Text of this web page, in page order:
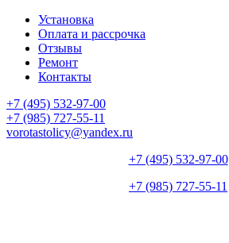
Установка
Оплата и рассрочка
Отзывы
Ремонт
Контакты
+7 (495) 532-97-00
+7 (985) 727-55-11
vorotastolicy@yandex.ru
+7 (495) 532-97-00
+7 (985) 727-55-11